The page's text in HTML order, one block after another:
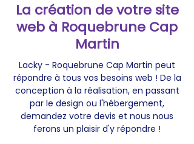
La création de votre site
web à Roquebrune Cap
Martin
Lacky - Roquebrune Cap Martin peut
répondre à tous vos besoins web ! De la
conception à la réalisation, en passant
par le design ou l'hébergement,
demandez votre devis et nous nous
ferons un plaisir d'y répondre !